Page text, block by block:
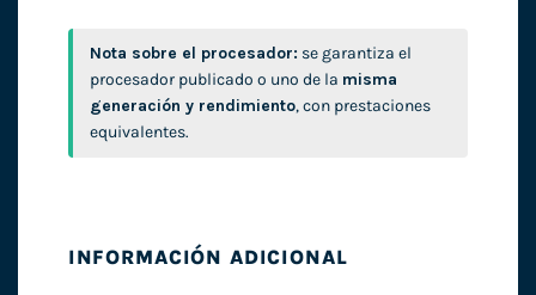
Nota sobre el procesador: se garantiza el
procesador publicado o uno de la misma
generación y rendimiento, con prestaciones
equivalentes.
INFORMACIÓN ADICIONAL